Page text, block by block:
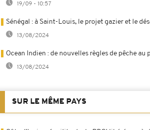
19/09 - 10:57
Sénégal : à Saint-Louis, le projet gazier et le
13/08/2024
Ocean Indien : de nouvelles règles de pêche au
13/08/2024
SUR LE MÊME PAYS